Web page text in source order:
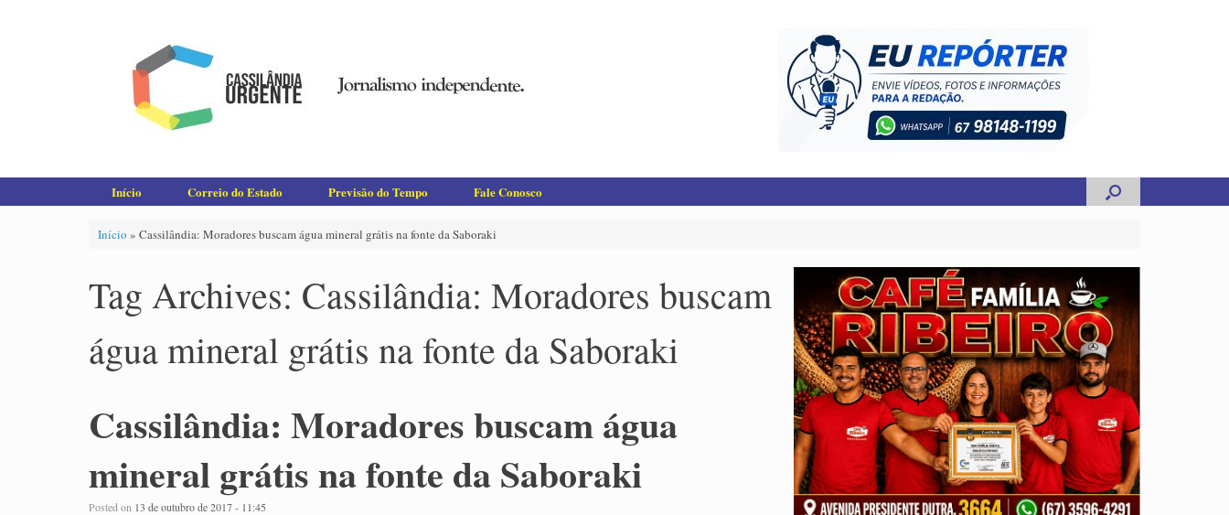
Início Correio do Estado Previsão do Tempo Fale Conosco
Início » Cassilândia: Moradores buscam água mineral grátis na fonte da Saboraki
Tag Archives: Cassilândia: Moradores buscam
água mineral grátis na fonte da Saboraki
Cassilândia: Moradores buscam água
mineral grátis na fonte da Saboraki
Posted on 13 de outubro de 2017 - 11:45